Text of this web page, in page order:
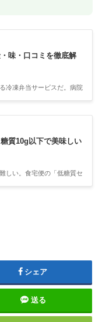
味・口コミを徹底解
冷凍弁当サービスだ。病院
をおすすめする。自分が食
らい使った後のこと。
う」と気になって注文して
が和食寄りで優しく、品数
高かった。基本情報運営：
）メニュー：約400種以
質10g以下で美味しい
しい。食宅便の「低糖質セ
〜300kcal価格：7食 3,9
シェア
送る